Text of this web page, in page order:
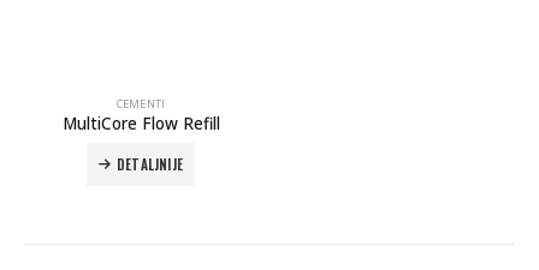
CEMENTI
MultiCore Flow Refill
DETALJNIJE